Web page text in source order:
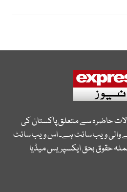
حاضرہ سے متعلق پاکستان کی
والی ویب سائٹ ہے۔ اس ویب سائٹ
حقوق بحق ایکسپریس میڈیا